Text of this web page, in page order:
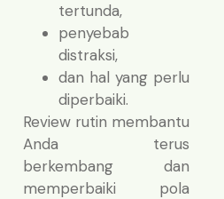
tertunda,
penyebab
distraksi,
dan hal yang perlu
diperbaiki.
Review rutin membantu
Anda terus
berkembang dan
memperbaiki pola